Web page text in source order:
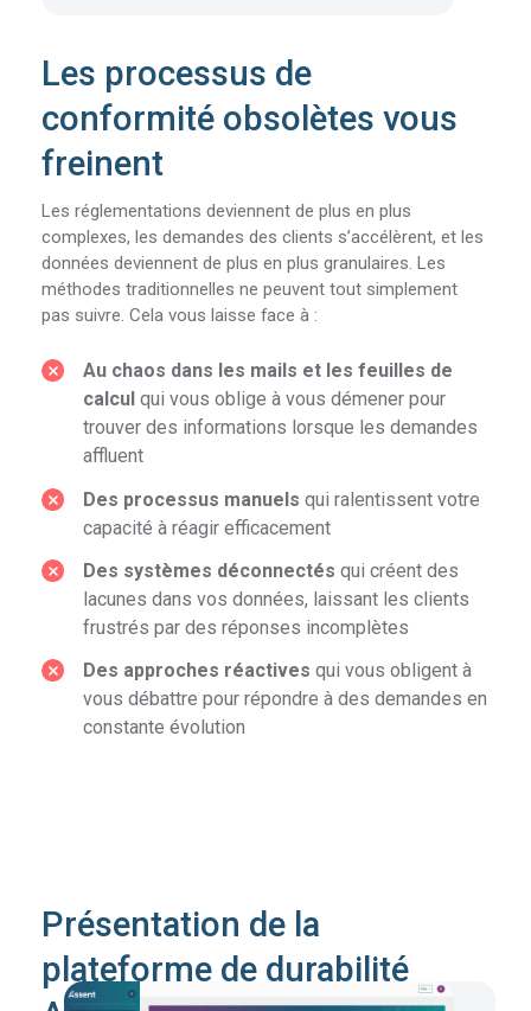
Les processus de
conformité obsolètes vous
freinent
Les réglementations deviennent de plus en plus
complexes, les demandes des clients s’accélèrent, et les
données deviennent de plus en plus granulaires. Les
méthodes traditionnelles ne peuvent tout simplement
pas suivre. Cela vous laisse face à :
Au chaos dans les mails et les feuilles de
calcul qui vous oblige à vous démener pour
trouver des informations lorsque les demandes
affluent
Des processus manuels qui ralentissent votre
capacité à réagir efficacement
Des systèmes déconnectés qui créent des
lacunes dans vos données, laissant les clients
frustrés par des réponses incomplètes
Des approches réactives qui vous obligent à
vous débattre pour répondre à des demandes en
constante évolution
Présentation de la
plateforme de durabilité